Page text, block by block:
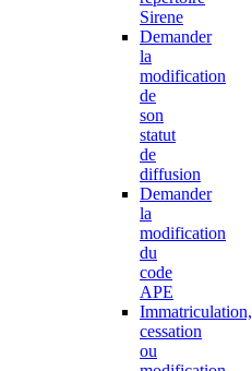
Sirene
Demander
la
modification
de
son
statut
de
diffusion
Demander
la
modification
du
code
APE
Immatriculation,
cessation
ou